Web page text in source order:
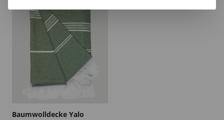
Baumwolldecke Yalo